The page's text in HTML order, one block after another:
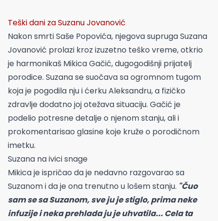
Teški dani za Suzanu Jovanović
Nakon smrti Saše Popovića, njegova supruga Suzana
Jovanović prolazi kroz izuzetno teško vreme, otkrio
je harmonikaš Mikica Gačić, dugogodišnji prijatelj
porodice. Suzana se suočava sa ogromnom tugom
koja je pogodila nju i ćerku Aleksandru, a fizičko
zdravlje dodatno joj otežava situaciju. Gačić je
podelio potresne detalje o njenom stanju, ali i
prokomentarisao glasine koje kruže o porodičnom
imetku.
Suzana na ivici snage
Mikica je ispričao da je nedavno razgovarao sa
Suzanom i da je ona trenutno u lošem stanju. "Čuo
sam se sa Suzanom, sve ju je stiglo, prima neke
infuzije i neka prehlada ju je uhvatila... Cela ta